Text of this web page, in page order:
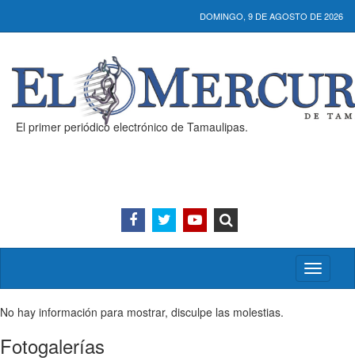
DOMINGO, 9 DE AGOSTO DE 2026
El primer periódico electrónico de Tamaulipas.
Activar/
menú
No hay información para mostrar, disculpe las molestias.
Fotogalerías